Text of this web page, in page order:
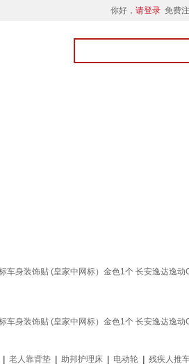
你好， 请登录 免费
车身装饰贴 (皇家中网标）金色1个 长安逸达逸动
车身装饰贴 (皇家中网标）金色1个 长安逸达逸动
老人靠背垫 助邦护理床 电动轮 残疾人推